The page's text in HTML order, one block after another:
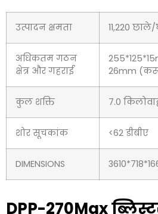
उत्पादन क्षमता 11,220
अधिकतम गठन
क्षेत्र और गहराई
26mm
कुल शक्ति 7.0
शोर सूचकांक <62 डीबीए
DIMENSIONS
DPP-270Max